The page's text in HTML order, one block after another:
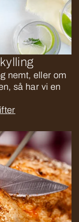
nemt, eller om
så har vi en